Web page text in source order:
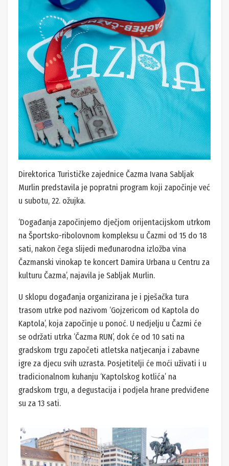
Direktorica Turističke zajednice Čazma Ivana Sabljak
Murlin predstavila je popratni program koji započinje već
u subotu, 22. ožujka.
‘Događanja započinjemo dječjom orijentacijskom utrkom
na Športsko-ribolovnom kompleksu u Čazmi od 15 do 18
sati, nakon čega slijedi međunarodna izložba vina
Čazmanski vinokap te koncert Damira Urbana u Centru za
kulturu Čazma’, najavila je Sabljak Murlin.
U sklopu događanja organizirana je i pješačka tura
trasom utrke pod nazivom ‘Gojzericom od Kaptola do
Kaptola’, koja započinje u ponoć. U nedjelju u Čazmi će
se održati utrka ‘Čazma RUN’, dok će od 10 sati na
gradskom trgu započeti atletska natjecanja i zabavne
igre za djecu svih uzrasta. Posjetitelji će moći uživati i u
tradicionalnom kuhanju ‘Kaptolskog kotlića’ na
gradskom trgu, a degustacija i podjela hrane predviđene
su za 13 sati.